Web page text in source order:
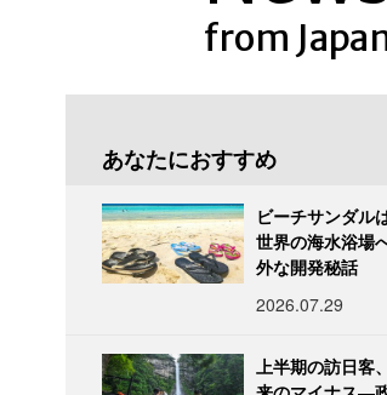
Français
from
あなたにおすすめ
ビーチサンダル
世界の海水浴場
外な開発秘話
2026.07.29
上半期の訪日客